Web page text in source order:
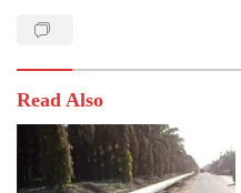
Read Also